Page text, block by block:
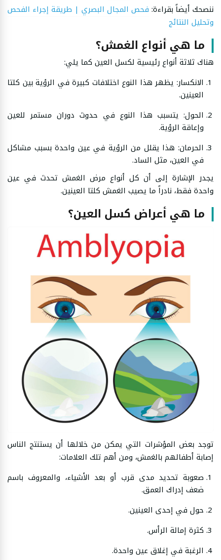
ننصحك أيضاً بقراءة: فحص المجال البصري | طريقة إجراء الفحص
وتحليل النتائج
ما هي أنواع الغمش؟
هناك ثلاثة أنواع رئيسية لكسل العين كما يلي:
الانكسار: يظهر هذا النوع اختلافات كبيرة في الرؤية بين كلتا
العينين.
الحول: يتسبب هذا النوع في حدوث دوران مستمر للعين
وإعاقة الرؤية.
الحرمان: هذا يقلل من الرؤية في عين واحدة بسبب مشاكل
في العين، مثل الساد.
يجدر الإشارة إلى أن كل أنواع مرض الغمش تحدث في عين
واحدة فقط، نادراً ما يصيب الغمش كلتا العينين.
ما هي أعراض كسل العين؟
توجد بعض المؤشرات التي يمكن من خلالها أن يستنتج الناس
إصابة أطفالهم بالغمش، ومن أهم تلك العلامات:
صعوبة تحديد مدى قرب أو بعد الأشياء، والمعروف باسم
ضعف إدراك العمق.
حول في إحدى العينين.
كثرة إمالة الرأس.
الرغبة في إغلاق عين واحدة.